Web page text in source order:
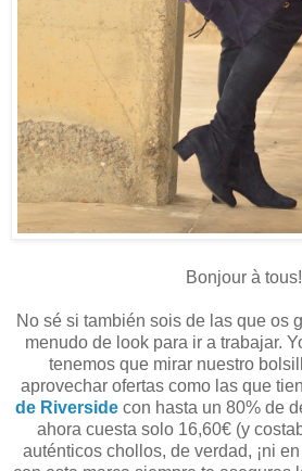
Bonjour à tous!
No sé si también sois de las que os
menudo de look para ir a trabajar.
tenemos que mirar nuestro
aprovechar ofertas como las que
de Riversidecon hasta un 80% de
ahora cuesta solo 16,60€ (y
auténticos chollos, de verdad, ¡ni